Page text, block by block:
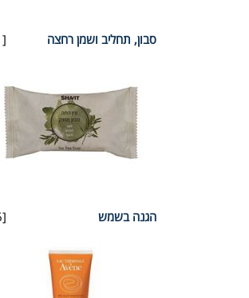
[31] סבון, תחליב ושמן רחצה
[16] הגנה בשמש